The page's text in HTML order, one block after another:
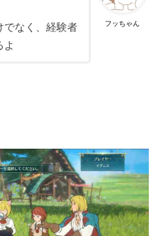
フッちゃん
でなく、経験者
よ